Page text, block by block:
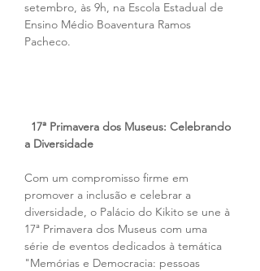
setembro, às 9h, na Escola Estadual de
Ensino Médio Boaventura Ramos
Pacheco.
17ª Primavera dos Museus: Celebrando
a Diversidade
Com um compromisso firme em
promover a inclusão e celebrar a
diversidade, o Palácio do Kikito se une à
17ª Primavera dos Museus com uma
série de eventos dedicados à temática
"Memórias e Democracia: pessoas